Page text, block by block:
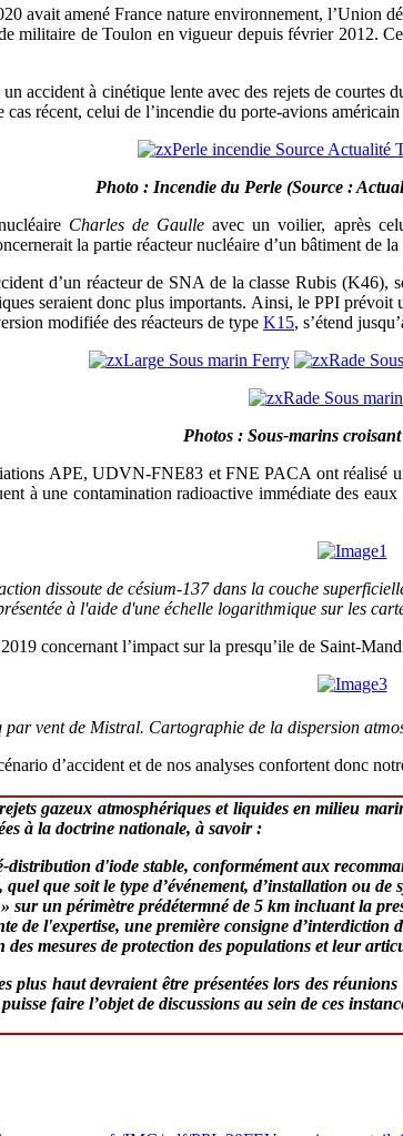
avait amené France nature environnement, l’Union
militaire de Toulon en vigueur depuis février 2012.
accident à cinétique lente avec des rejets de courtes
récent, celui de l’incendie du porte-avions
Photo : Incendie du Perle (Source :
Charles de Gaulle avec un voilier, après
la partie réacteur nucléaire d’un bâtiment de
d’un réacteur de SNA de la classe Rubis
seraient donc plus importants. Ainsi, le PPI
modifiée des réacteurs de type K15, s’étend
Photos : Sous-marins
APE, UDVN-FNE83 et FNE PACA ont réalisé
à une contamination radioactive immédiate des
dissoute de césium-137 dans la couche
à l'aide d'une échelle logarithmique sur les
concernant l’impact sur la presqu’ile de Saint-
vent de Mistral. Cartographie de la dispersion
d’accident et de nos analyses confortent donc
gazeux atmosphériques et liquides en milieu
à la doctrine nationale, à savoir :
d'iode stable, conformément aux
que soit le type d’événement, d’installation ou
sur un périmètre prédétermné de 5 km incluant la
de l'expertise, une première consigne d’interdiction
mesures de protection des populations et leur
plus haut devraient être présentées lors des
faire l’objet de discussions au sein de ces